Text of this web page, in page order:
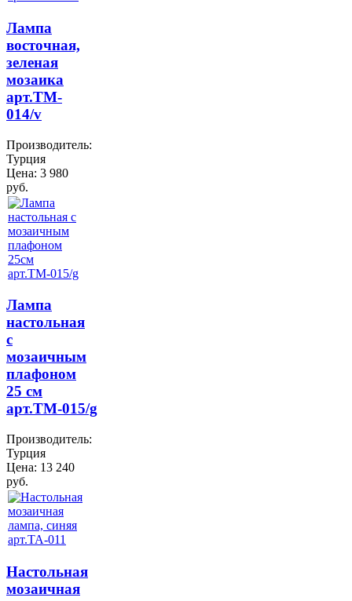
Лампа
восточная,
зеленая
мозаика
арт.TM-
014/v
Производитель:
Турция
Цена: 3 980
руб.
Лампа
настольная
с
мозаичным
плафоном
25 см
арт.ТМ-015/g
Производитель:
Турция
Цена: 13 240
руб.
Настольная
мозаичная